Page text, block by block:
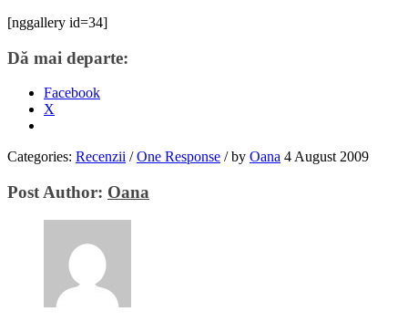
[nggallery id=34]
Dă mai departe:
Facebook
X
Categories: Recenzii / One Response /by Oana 4 August 2009
Post Author: Oana